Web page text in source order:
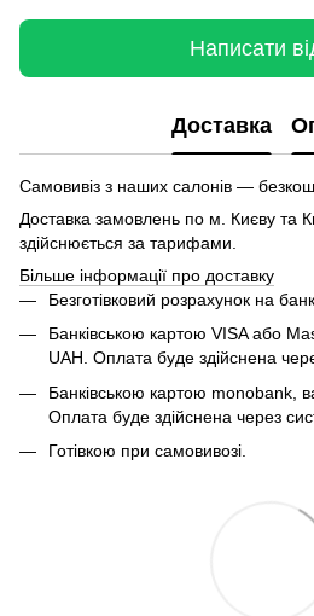
Написати
Доставка
Самовивіз з наших салонів —
Доставка замовлень по м. Києву та
здійснюється за тарифами.
Більше інформації про доставку
Безготівковий розрахунок на
Банківською картою VISA або
UAH. Оплата буде здійснена
Банківською картою monobank,
Оплата буде здійснена через
Готівкою при самовивозі.